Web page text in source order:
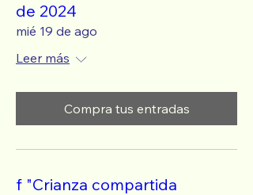
de 2024
mié 19 de ago
Leer más
Compra tus entradas
f "Crianza compartida